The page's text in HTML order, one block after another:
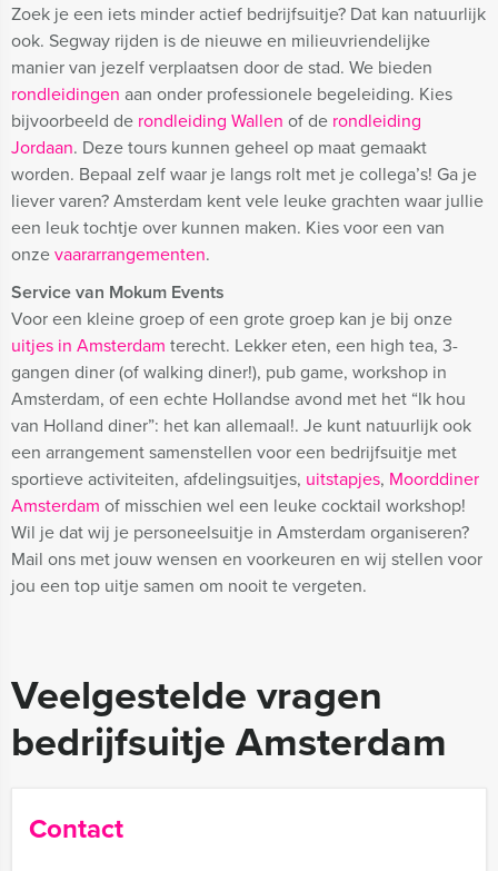
Zoek je een iets minder actief bedrijfsuitje? Dat kan natuurlijk
ook. Segway rijden is de nieuwe en milieuvriendelijke
manier van jezelf verplaatsen door de stad. We bieden
rondleidingen aan onder professionele begeleiding. Kies
bijvoorbeeld de rondleiding Wallen of de rondleiding
Jordaan. Deze tours kunnen geheel op maat gemaakt
worden. Bepaal zelf waar je langs rolt met je collega’s! Ga je
liever varen? Amsterdam kent vele leuke grachten waar jullie
een leuk tochtje over kunnen maken. Kies voor een van
onzevaararrangementen.
Service van Mokum Events
Voor een kleine groep of een grote groep kan je bij onze
uitjes in Amsterdam terecht. Lekker eten, een high tea, 3-
gangen diner (of walking diner!), pub game, workshop in
Amsterdam, of een echte Hollandse avond met het “Ik hou
van Holland diner”: het kan allemaal!. Je kunt natuurlijk ook
een arrangement samenstellen voor een bedrijfsuitje met
sportieve activiteiten, afdelingsuitjes, uitstapjes, Moorddiner
Amsterdam of misschien wel een leuke cocktail workshop!
Wil je dat wij je personeelsuitje in Amsterdam organiseren?
Mail ons met jouw wensen en voorkeuren en wij stellen voor
jou een top uitje samen om nooit te vergeten.
Veelgestelde vragen
bedrijfsuitje Amsterdam
Contact